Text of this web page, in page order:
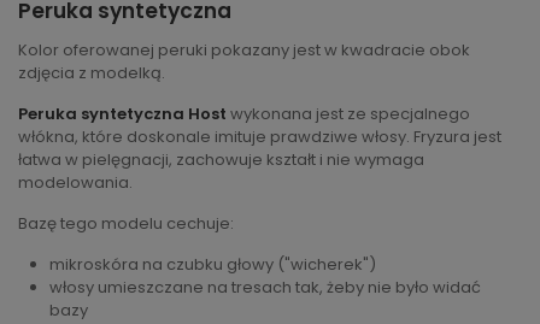
Peruka syntetyczna
Kolor oferowanej peruki pokazany jest w kwadracie obok
zdjęcia z modelką.
Peruka syntetyczna Host wykonana jest ze specjalnego
włókna, które doskonale imituje prawdziwe włosy. Fryzura jest
łatwa w pielęgnacji, zachowuje kształt i nie wymaga
modelowania.
Bazę tego modelu cechuje:
mikroskóra na czubku głowy ("wicherek")
włosy umieszczane na tresach tak, żeby nie było widać
bazy